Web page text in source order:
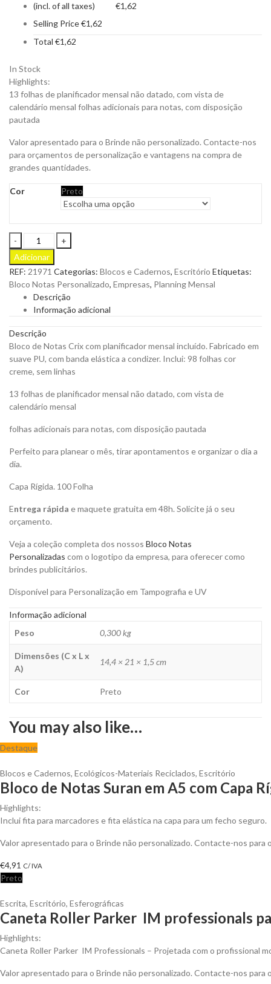
(incl. of all taxes)
€1,62
Selling Price€1,62
Total €1,62
In Stock
Highlights:
13 folhas de planificador mensal não datado, com vista de
calendário mensal folhas adicionais para notas, com disposição
pautada
Valor apresentado para o Brinde não personalizado. Contacte-nos
para orçamentos de personalização e vantagens na compra de
grandes quantidades.
Cor Preto
Bloco
de
Notas
Crix
com
Planificador
Mensal
em
Suave
PU
para
Personalizar
quantity
Adicionar
REF: 21971 Categorias: Blocos e Cadernos, Escritório Etiquetas:
Bloco Notas Personalizado, Empresas, Planning Mensal
Descrição
Informação adicional
Descrição
Bloco de Notas Crix com planificador mensal incluído. Fabricado em
suave PU, com banda elástica a condizer. Inclui: 98 folhas cor
creme, sem linhas
13 folhas de planificador mensal não datado, com vista de
calendário mensal
folhas adicionais para notas, com disposição pautada
Perfeito para planear o mês, tirar apontamentos e organizar o dia a
dia.
Capa Rígida. 100 Folha
Entrega rápida e maquete gratuita em 48h. Solicite já o seu
orçamento.
Veja a coleção completa dos nossos Bloco Notas
Personalizadas com o logotipo da empresa, para oferecer como
brindes publicitários.
Disponível para Personalização em Tampografia e UV
Informação adicional
Peso
0,300 kg
Dimensões (C x L x
A)
14,4 × 21 × 1,5 cm
Cor Preto
You may also like…
Destaque
Blocos e Cadernos, Ecológicos-Materiais Reciclados, Escritório
Bloco de Notas Suran em A5 com Capa
Highlights:
Inclui fita para marcadores e fita elástica na capa para um fecho seguro.
Valor apresentado para o Brinde não personalizado. Contacte-nos
€4,91 C/ IVA
Preto
Escrita, Escritório, Esferográficas
Caneta Roller Parker IM professionals
Highlights:
Caneta Roller Parker IM Professionals – Projetada com o profissional
Valor apresentado para o Brinde não personalizado. Contacte-nos